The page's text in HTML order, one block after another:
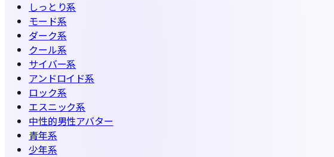
しっとり系
モード系
ダーク系
クール系
サイバー系
アンドロイド系
ロック系
エスニック系
中性的男性アバター
青年系
少年系